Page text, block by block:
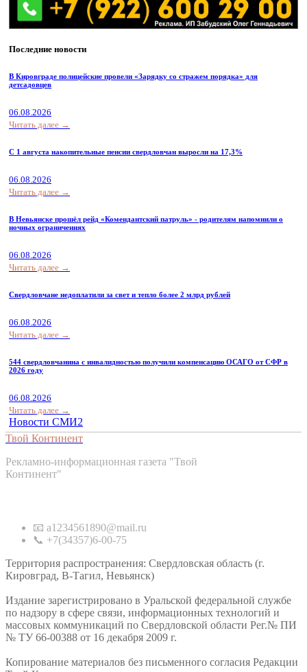
Последние новости
В Кировграде полицейские провели «Зарядку со стражем порядка» для
детсадовцев
06.08.2026
Читать далее →
С 1 августа накопительные пенсии свердловчан выросли на 17,3%
06.08.2026
Читать далее →
В Невьянске прошёл рейд «Комендантский патруль» - родителям напомнили о
ночных ограничениях
06.08.2026
Читать далее →
Свердловчане недоплатили за свет и тепло более 2 млрд рублей
06.08.2026
Читать далее →
544 свердловчанина с инвалидностью получили компенсацию ОСАГО от СФР в
2026 году
06.08.2026
Читать далее →
Новости СМИ2
Твой Континент
Рекламно-информационная газета "Твой
Континент"
📧 a1234561890@mail.ru
📞 +7(34357)6-00-75
Территория распространения: Свердловская область (г.
Кировград, В-Тагил, Невьянск)
Издание зарегистрировано в Уральской федеральной службе
по надзору в сфере связи, информационных технологий и
массовых коммуникаций по Свердловской области Рег.№ ПИ
№ ТУ 66-00388 от 16 декабря 2009 г.
Копирование материалов без письменного согласия Редакции